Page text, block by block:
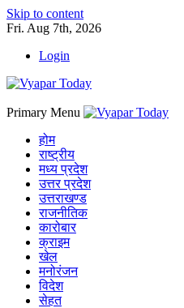
Skip to content
Fri. Aug 7th, 2026
Login
Primary Menu
होम
राष्ट्रीय
मध्य प्रदेश
उत्तर प्रदेश
उत्तराखण्ड
राजनीतिक
कारोबार
क्राइम
खेल
मनोरंजन
विदेश
सेहत